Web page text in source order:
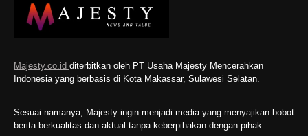
Majesty.co.id diterbitkan oleh PT Usaha Majesty Mencerahkan
Indonesia yang berbasis di Kota Makassar, Sulawesi Selatan.
Sesuai namanya, Majesty ingin menjadi media yang menyajikan bobot
berita berkualitas dan aktual tanpa keberpihakan dengan pihak